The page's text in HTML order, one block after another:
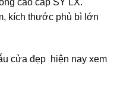
cao cấp SY LX.
kích thước phủ bì lớn
cửa đẹp hiện nay xem